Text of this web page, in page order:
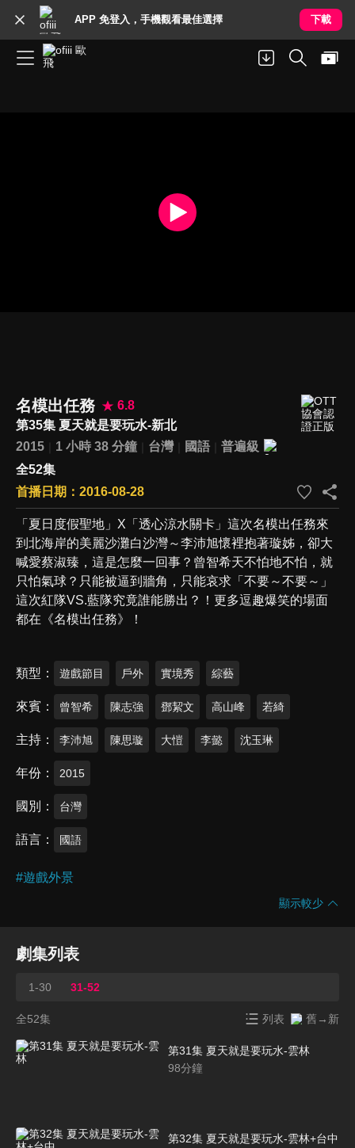
APP 免登入，手機觀看最佳選擇 下載
名模出任務
6.8
第35集 夏天就是要玩水-新北
2015
1 小時 38 分鐘 台灣 國語
普遍級
全52集
首播日期：2016-08-28
「夏日度假聖地」X「透心涼水關卡」這次名模出任務來
到北海岸的美麗沙灘白沙灣～李沛旭懷裡抱著璇姊，卻大
喊愛蔡淑臻，這是怎麼一回事？曾智希天不怕地不怕，就
只怕氣球？只能被逼到牆角，只能哀求「不要～不要～」
這次紅隊VS.藍隊究竟誰能勝出？！更多逗趣爆笑的場面
都在《名模出任務》！
類型 遊戲節目 戶外 實境秀 綜藝
來賓 曾智希 陳志強 鄧絜文 高山峰 若綺
主持 李沛旭 陳思璇 大愷 李懿 沈玉琳
年份 2015
國別 台灣
語言 國語
#遊戲外景
顯示較少
劇集列表
1-30 31-52
全52集 列表 舊→新
第31集 夏天就是要玩水-雲林
98分鐘
第32集 夏天就是要玩水-雲林+台中